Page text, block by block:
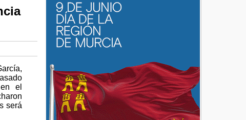
el
será